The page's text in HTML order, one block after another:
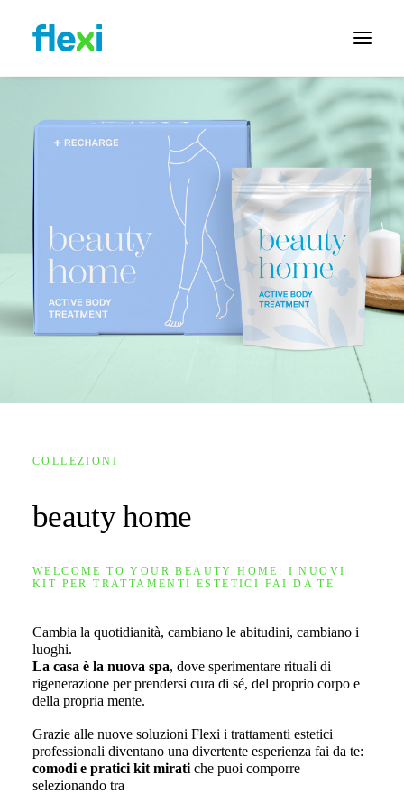
COLLEZIONI
beauty home
WELCOME TO YOUR BEAUTY HOME: I NUOVI
KIT PER TRATTAMENTI ESTETICI FAI DA TE
Cambia la quotidianità, cambiano le abitudini, cambiano i
luoghi.
La casa è la nuova spa, dove sperimentare rituali di
rigenerazione per prendersi cura di sé, del proprio corpo e
della propria mente.
Grazie alle nuove soluzioni Flexi i trattamenti estetici
professionali diventano una divertente esperienza fai da te:
comodi e pratici kit mirati che puoi comporre
selezionando tra